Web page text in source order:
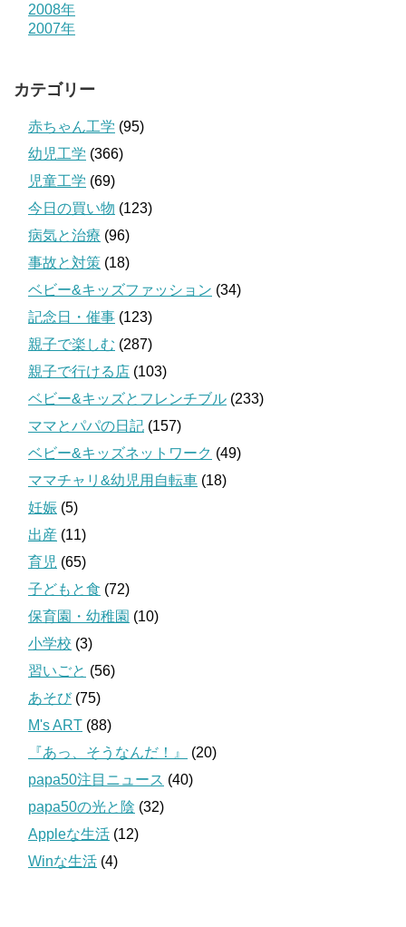
2008年
2007年
カテゴリー
赤ちゃん工学 (95)
幼児工学 (366)
児童工学 (69)
今日の買い物 (123)
病気と治療 (96)
事故と対策 (18)
ベビー&キッズファッション (34)
記念日・催事 (123)
親子で楽しむ (287)
親子で行ける店 (103)
ベビー&キッズとフレンチブル (233)
ママとパパの日記 (157)
ベビー&キッズネットワーク (49)
ママチャリ&幼児用自転車 (18)
妊娠 (5)
出産 (11)
育児 (65)
子どもと食 (72)
保育園・幼稚園 (10)
小学校 (3)
習いごと (56)
あそび(75)
M's ART (88)
『あっ、そうなんだ！』
(20)
papa50注目ニュース (40)
papa50の光と陰 (32)
Appleな生活 (12)
Winな生活 (4)